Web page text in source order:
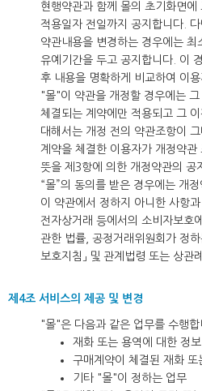
현행약관과 함께 몰의 초기화면에
적용일자 전일까지 공지합니다.
약관내용을 변경하는 경우에는 최
유예기간을 두고 공지합니다. 이
후 내용을 명확하게 비교하여 이
"몰"이 약관을 개정할 경우에는
체결되는 계약에만 적용되고 그
대해서는 개정 전의 약관조항이
계약을 체결한 이용자가 개정약
뜻을 제3항에 의한 개정약관의 공
“몰”의 동의를 받은 경우에는 개
이 약관에서 정하지 아니한 사항
전자상거래 등에서의 소비자보호
관한 법률, 공정거래위원회가 정
보호지침」 및 관계법령 또는 상관
제4조 서비스의 제공 및 변경
"몰"은 다음과 같은 업무를 수행합
재화 또는 용역에 대한 정
구매계약이 체결된 재화 또
기타 "몰"이 정하는 업무